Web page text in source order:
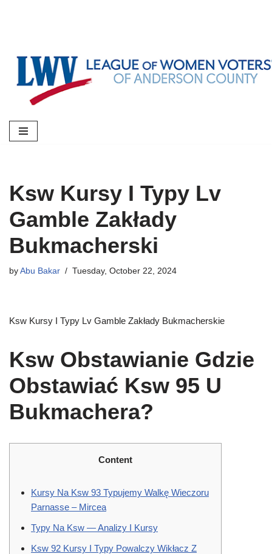
content
Ksw Kursy I Typy Lv
Gamble Zakłady
Bukmacherski
by Abu Bakar Tuesday, October 22, 2024
Ksw Kursy I Typy Lv Gamble Zakłady Bukmacherskie
Ksw Obstawianie Gdzie
Obstawiać Ksw 95 U
Bukmachera?
Content
Kursy Na Ksw 93 Typujemy Walkę Wieczoru
Parnasse – Mircea
Typy Na Ksw — Analizy I Kursy
Ksw 92 Kursy I Typy Powalczy Wikłacz Z